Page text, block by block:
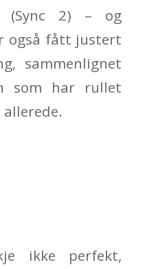
(Sync 2) – og
også fått justert
sammenlignet
som har rullet
ikke perfekt,